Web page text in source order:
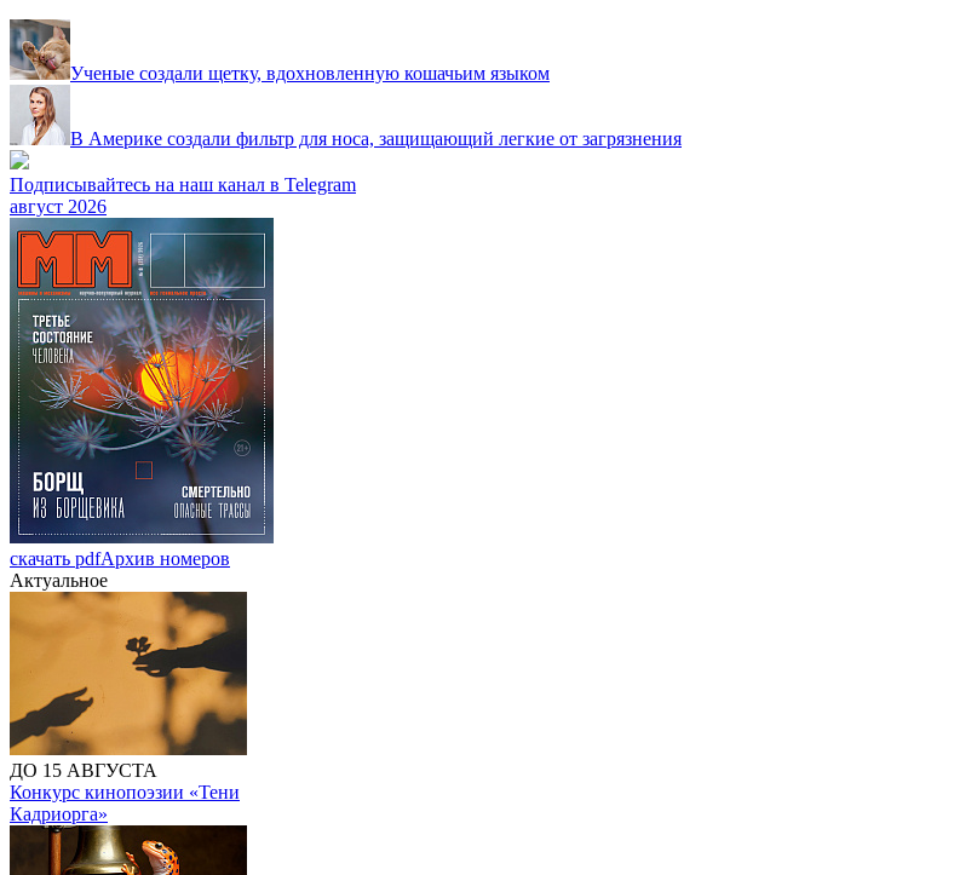
Ученые создали щетку, вдохновленную кошачьим языком
В Америке создали фильтр для носа, защищающий легкие от загрязнения
Подписывайтесь на наш канал в Telegram
август 2026
скачать pdfАрхив номеров
Актуальное
ДО 15 АВГУСТА
Конкурс кинопоэзии «Тени
Кадриорга»